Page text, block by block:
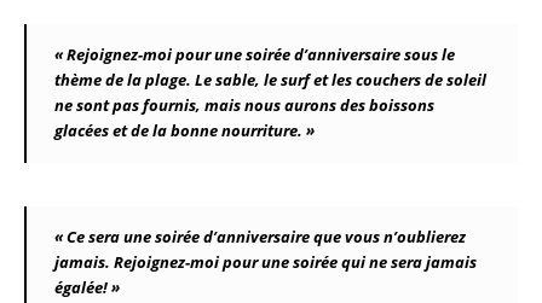
« Rejoignez-moi pour une soirée d’anniversaire sous le
thème de la plage. Le sable, le surf et les couchers de soleil
ne sont pas fournis, mais nous aurons des boissons
glacées et de la bonne nourriture. »
« Ce sera une soirée d’anniversaire que vous n’oublierez
jamais. Rejoignez-moi pour une soirée qui ne sera jamais
égalée! »